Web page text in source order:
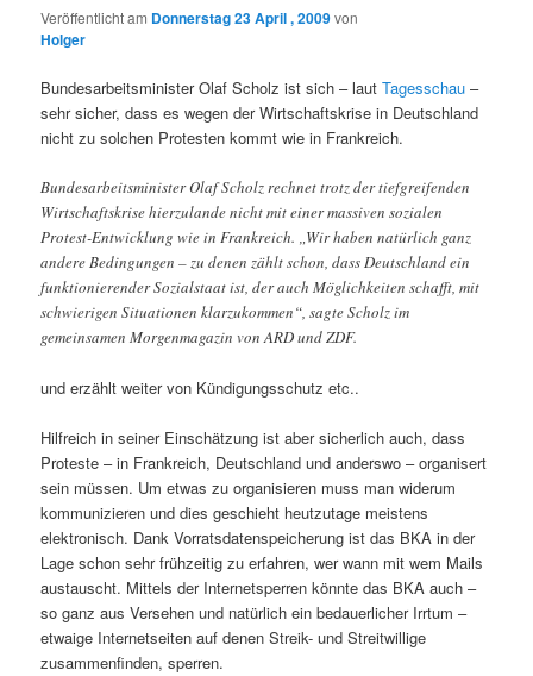
Veröffentlicht am Donnerstag 23 April , 2009von
Holger
Bundesarbeitsminister Olaf Scholz ist sich – lautTagesschau –
sehr sicher, dass es wegen der Wirtschaftskrise in Deutschland
nicht zu solchen Protesten kommt wie in Frankreich.
Bundesarbeitsminister Olaf Scholz rechnet trotz der tiefgreifenden
Wirtschaftskrise hierzulande nicht mit einer massiven sozialen
Protest-Entwicklung wie in Frankreich. „Wir haben natürlich ganz
andere Bedingungen – zu denen zählt schon, dass Deutschland ein
funktionierender Sozialstaat ist, der auch Möglichkeiten schafft, mit
schwierigen Situationen klarzukommen“, sagte Scholz im
gemeinsamen Morgenmagazin von ARD und ZDF.
und erzählt weiter von Kündigungsschutz etc..
Hilfreich in seiner Einschätzung ist aber sicherlich auch, dass
Proteste – in Frankreich, Deutschland und anderswo – organisert
sein müssen. Um etwas zu organisieren muss man widerum
kommunizieren und dies geschieht heutzutage meistens
elektronisch. Dank Vorratsdatenspeicherung ist das BKA in der
Lage schon sehr frühzeitig zu erfahren, wer wann mit wem Mails
austauscht. Mittels der Internetsperren könnte das BKA auch –
so ganz aus Versehen und natürlich ein bedauerlicher Irrtum –
etwaige Internetseiten auf denen Streik- und Streitwillige
zusammenfinden, sperren.